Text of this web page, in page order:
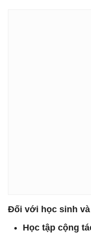
Đối với học sinh
Học tập cộng